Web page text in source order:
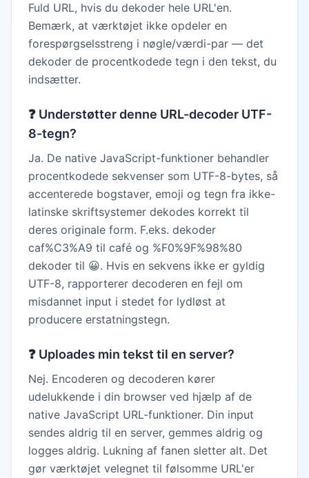
Fuld URL, hvis du dekoder hele URL'en.
Bemærk, at værktøjet ikke opdeler en
forespørgselsstreng i nøgle/værdi-par — det
dekoder de procentkodede tegn i den tekst, du
indsætter.
❓ Understøtter denne URL-decoder UTF-
8-tegn?
Ja. De native JavaScript-funktioner behandler
procentkodede sekvenser som UTF-8-bytes, så
accenterede bogstaver, emoji og tegn fra ikke-
latinske skriftsystemer dekodes korrekt til
deres originale form. F.eks. dekoder
caf%C3%A9 til café og %F0%9F%98%80
dekoder til 😀. Hvis en sekvens ikke er gyldig
UTF-8, rapporterer decoderen en fejl om
misdannet input i stedet for lydløst at
producere erstatningstegn.
❓ Uploades min tekst til en server?
Nej. Encoderen og decoderen kører
udelukkende i din browser ved hjælp af de
native JavaScript URL-funktioner. Din input
sendes aldrig til en server, gemmes aldrig og
logges aldrig. Lukning af fanen sletter alt. Det
gør værktøjet velegnet til følsomme URL'er